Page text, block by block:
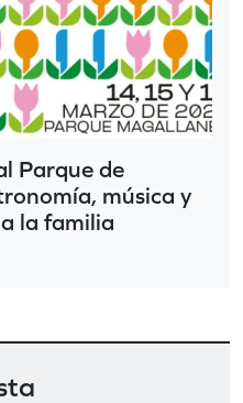
Parque de
música y
la familia